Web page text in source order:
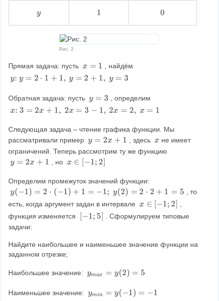
\
5
y
y
1
\
1
0
0
Рис. 2
Прямая задача: пусть x
=
x = 1 , найдём
y
t
e
t
}
y
2
\
c
d
o
1
+
,
y
y: y = 2 ⋅ 1 + 1, y = 2 + 1, y = 3
Обратная задача: пусть y
y = 3 , определим
x
t
e
x
t
{
:
}
3
=
2
x
1
,
2
=
x: 3 = 2x + 1, 2x = 3 − 1, 2x = 2, x = 1
Следующая задача – чтение графика функции. Мы
рассматривали пример y
=
2
+
1
y = 2x + 1 , здесь x
\
x не имеет
ограничений. Теперь рассмотрим ту же функцию
y
2
x
+
y = 2x + 1 , но x
i
n
[
1
]
x ∈ [−1; 2]
Определим промежуток значений функции:
y
(-
)
=
2
\
c
d
t
y(−1) = 2 ⋅ (−1) + 1 = −1; y(2) = 2 ⋅ 2 + 1 = 5
, то
есть, когда аргумент задан в интервале x
\
[
;
]
x ∈ [−1; 2]
функция изменяется
[
;
[−1; 5]
. Сформулируем типовые
задачи:
Найдите наибольшее и наименьшее значение функции на
заданном отрезке;
Наибольшее значение: y
{
ymax = y(2) = 5
Наименьшее значение: y
ymin = y(−1) = −1